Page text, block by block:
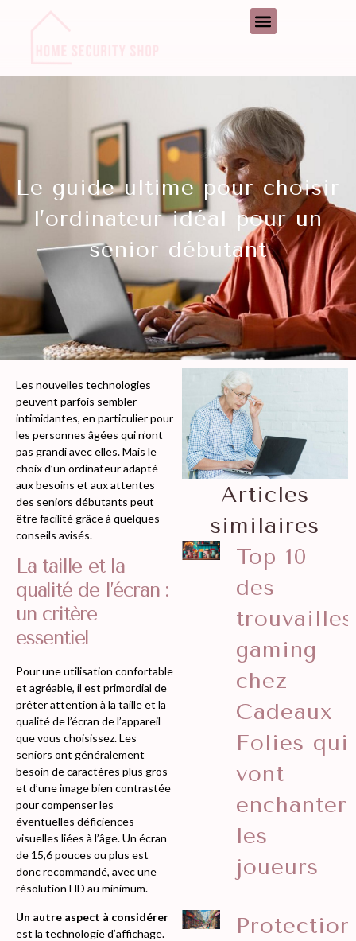
Le guide ultime pour choisir
l’ordinateur idéal pour un
senior débutant
Les nouvelles technologies
peuvent parfois sembler
intimidantes, en particulier pour
les personnes âgées qui n’ont
pas grandi avec elles. Mais le
choix d’un ordinateur adapté
aux besoins et aux attentes
des seniors débutants peut
être facilité grâce à quelques
conseils avisés.
La taille et la
qualité de l’écran :
un critère
essentiel
Pour une utilisation confortable
et agréable, il est primordial de
prêter attention à la taille et la
qualité de l’écran de l’appareil
que vous choisissez. Les
seniors ont généralement
besoin de caractères plus gros
et d’une image bien contrastée
pour compenser les
éventuelles déficiences
visuelles liées à l’âge. Un écran
de 15,6 pouces ou plus est
donc recommandé, avec une
résolution HD au minimum.
Un autre aspect à considérer
est la technologie d’affichage.
Articles
similaires
Top 10
des
trouvailles
gaming
chez
Cadeaux
Folies qui
vont
enchanter
les
joueurs